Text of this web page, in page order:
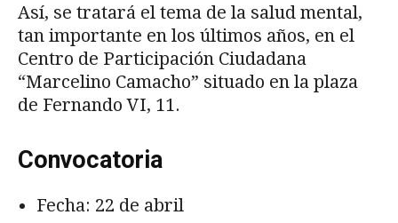
Así, se tratará el tema de la salud mental,
tan importante en los últimos años, en el
Centro de Participación Ciudadana
“Marcelino Camacho” situado en la plaza
de Fernando VI, 11.
Convocatoria
Fecha: 22 de abril